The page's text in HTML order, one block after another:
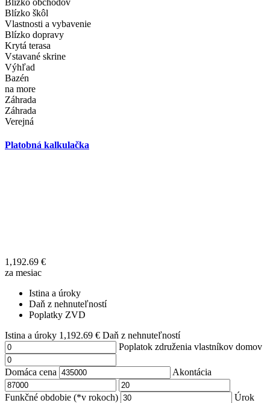
Blízko obchodov
Blízko škôl
Vlastnosti a vybavenie
Blízko dopravy
Krytá terasa
Vstavané skrine
Výhľad
Bazén
na more
Záhrada
Záhrada
Verejná
Platobná kalkulačka
1,192.69 €
za mesiac
Istina a úroky
Daň z nehnuteľností
Poplatky ZVD
Istina a úroky 1,192.69 € Daň z nehnuteľností
Poplatok združenia vlastníkov domov
Domáca cena Akontácia
Funkčné obdobie (*v rokoch) Úrok